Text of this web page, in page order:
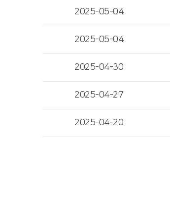
2025-05-04
2025-05-04
2025-04-30
2025-04-27
2025-04-20